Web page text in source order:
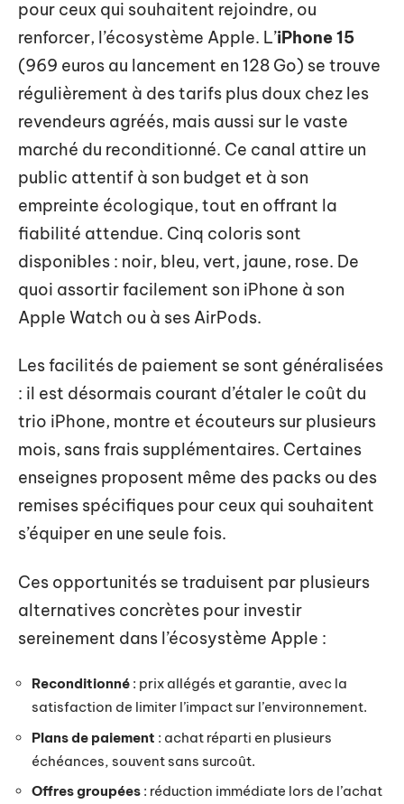
pour ceux qui souhaitent rejoindre, ou
renforcer, l’écosystème Apple. L’iPhone 15
(969 euros au lancement en 128 Go) se trouve
régulièrement à des tarifs plus doux chez les
revendeurs agréés, mais aussi sur le vaste
marché du reconditionné. Ce canal attire un
public attentif à son budget et à son
empreinte écologique, tout en offrant la
fiabilité attendue. Cinq coloris sont
disponibles : noir, bleu, vert, jaune, rose. De
quoi assortir facilement son iPhone à son
Apple Watch ou à ses AirPods.
Les facilités de paiement se sont généralisées
: il est désormais courant d’étaler le coût du
trio iPhone, montre et écouteurs sur plusieurs
mois, sans frais supplémentaires. Certaines
enseignes proposent même des packs ou des
remises spécifiques pour ceux qui souhaitent
s’équiper en une seule fois.
Ces opportunités se traduisent par plusieurs
alternatives concrètes pour investir
sereinement dans l’écosystème Apple :
Reconditionné : prix allégés et garantie, avec la
satisfaction de limiter l’impact sur l’environnement.
Plans de paiement : achat réparti en plusieurs
échéances, souvent sans surcoût.
Offres groupées : réduction immédiate lors de l’achat